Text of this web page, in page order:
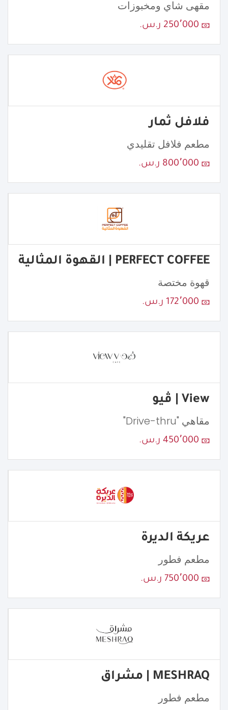
مقهى شاي ومخبوزات
250٬000 ر.س.
فلافل ثمار
مطعم فلافل تقليدي
800٬000 ر.س.
PERFECT COFFEE | القهوة المثالية
قهوة مختصة
172٬000 ر.س.
View | ڤيو
مقاهي "Drive-thru"
450٬000 ر.س.
عريكة الديرة
مطعم فطور
750٬000 ر.س.
MESHRAQ | مشراق
مطعم فطور